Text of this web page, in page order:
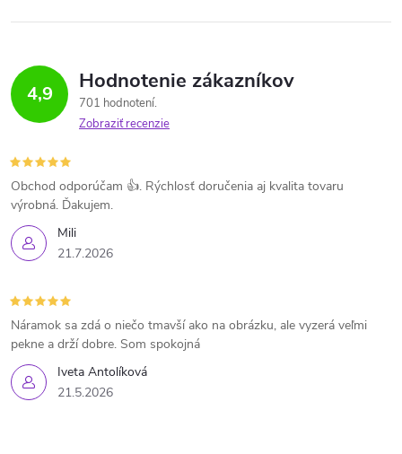
4,9 Hodnotenie zákazníkov
701 hodnotení
Zobraziť recenzie
Mili
21.7.2026
Obchod odporúčam 👍. Rýchlosť doručenia aj kvalita tovaru
výrobná. Ďakujem.
Iveta Antolíková
21.5.2026
Náramok sa zdá o niečo tmavší ako na obrázku, ale vyzerá veľmi
pekne a drží dobre. Som spokojná